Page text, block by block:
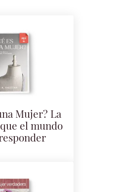
Mujer? La
el mundo